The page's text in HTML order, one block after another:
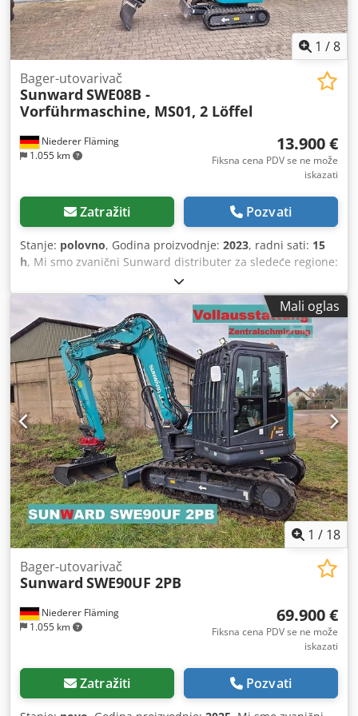
garancije i odgovornosti, podložne greškama i prodaji. ?
1 /8
Niederer Fläming
1.055 km
Bager-utovarivač
Sunward SWE08B -
Vorführmaschine, MS01, 2 Löffel
13.900 €
Fiksna cena PDV se ne može
iskazati
Zatražiti Pozvati
Stanje: polovno, Godina proizvodnje: 2023, radni sati: 15
h, Mi smo zvanični Sunward distributer za sledeće regione:
Berlin, savezna pokrajina Brandenburg i istočni deo Saske.
Sunward SWE08B Godina proizvodnje: 2023 otprilike 15
radnih sati - demo mašina Radna masa: 980 kg Podesivo
podvozje: od 750 mm do 1000 mm LED radna svetla 2
brzine vožnje Uključeno: MS01, uska kašika 25 cm i široka
kašika 60 cm Pregled mašine moguć u bilo koje vreme uz
prethodni telefonski dogovor. Sve informacije bez
garancije. Moguća je zamena za vašu staru mašinu. Mi
smo Sunward distributer za sledeće regione: Dedpeyq A N
Uofx Abfskr Okrug Wittenberg, okrug Nordsachsen, okrug
Leipzig, grad Leipzig, okrug Elbe-Elster, okrug
Oberspreewald-Lausitz, grad Cottbus, okrug Spree-Neiße,
okrug Oberhavel, okrug Barnim, okrug Märkisch-Oderland,
grad Frankfurt Oder, okrug Oder-Spree, okrug Dahme-
Spreewald, okrug Teltow-Fläming, okrug Potsdam-
Mittelmark, grad Potsdam, grad Brandenburg, okrug
Havelland, grad Berlin.
Mali oglas
1 / 18
Niederer Fläming
1.055 km
Bager-utovarivač
Sunward SWE90UF 2PB
69.900 €
Fiksna cena PDV se ne može
iskazati
Zatražiti Pozvati